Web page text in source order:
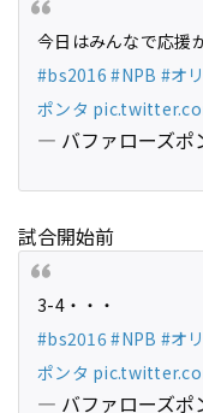
今日はみんなで応援
#bs2016 #NPB #オ
ポンタ
— バファローズポ
試合開始前
3-4・・・
#bs2016 #NPB #オ
ポンタ
— バファローズポ